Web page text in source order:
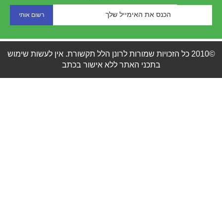
©2010 כל הזכויות שמורות לרונן הלל תקשורת. אין לעשות שימוש
בתכני האתר ללא אישור בכתב